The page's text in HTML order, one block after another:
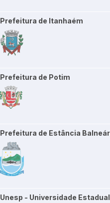
Prefeitura de Itanhaém
Prefeitura de Potim
Prefeitura de Estância
Unesp - Universidade